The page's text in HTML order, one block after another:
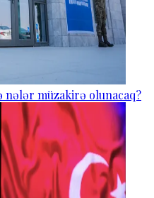
nələr müzakirə olunacaq?